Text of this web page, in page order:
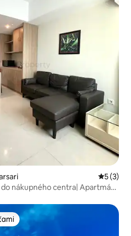
5 (3)
nákupného centra| Apartmán